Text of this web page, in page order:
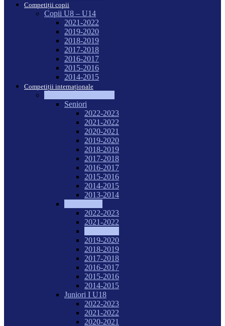
Competiții copii
Copii U8 – U14
2021-2022
2019-2020
2018-2019
2017-2018
2016-2017
2015-2016
2014-2015
Competiții internaționale
Seniori
2022-2023
2021-2022
2020-2021
2019-2020
2018-2019
2017-2018
2016-2017
2015-2016
2014-2015
2013-2014
2022-2023
2021-2022
2019-2020
2018-2019
2017-2018
2016-2017
2015-2016
2014-2015
Juniori I U18
2022-2023
2021-2022
2020-2021